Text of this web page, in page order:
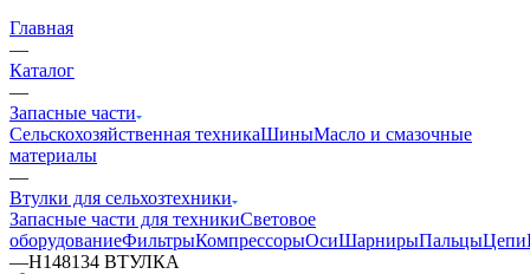
Главная
—
Каталог
—
Запасные части
Сельскохозяйственная техникаШиныМасло и смазочные
материалы
—
Втулки для сельхозтехники
Запасные части для техникиСветовое
оборудованиеФильтрыКомпрессорыОсиШарнирыПальцыЦепи
—H148134 ВТУЛКА